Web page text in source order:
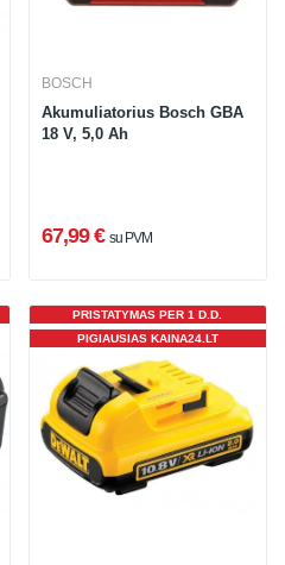
BOSCH
Akumuliatorius Bosch GBA
18 V, 5,0 Ah
67,99 € su PVM
PIGIAUSIAS KAINA24.LT
PRISTATYMAS PER 1 D.D.